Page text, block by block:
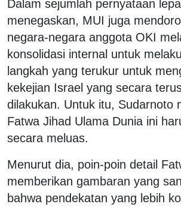
Dalam sejumlah pernyataan
menegaskan, MUI juga
negara-negara anggota OKI
konsolidasi internal untuk
langkah yang terukur untuk
kekejian Israel yang secara
dilakukan. Untuk itu, Sudarnoto
Fatwa Jihad Ulama Dunia ini
secara meluas.
Menurut dia, poin-poin detail
memberikan gambaran yang
bahwa pendekatan yang lebih